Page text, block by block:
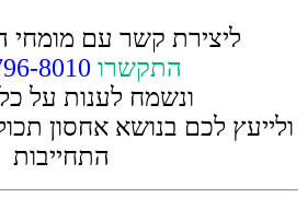
ליצירת קשר עם מומחי
התקשרו 8010
ונשמח לענות על
ולייעץ לכם בנושא אחסון
התחייבות